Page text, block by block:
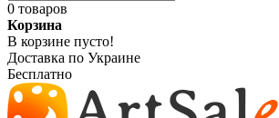
0 товаров
Корзина
В корзине пусто!
Доставка по Украине
Бесплатно